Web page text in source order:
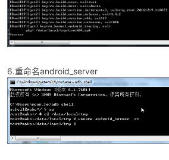
6.重命名android_server